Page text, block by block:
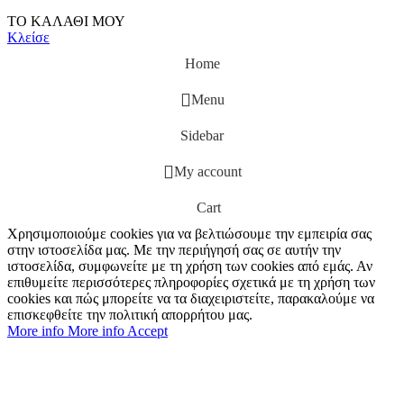
ΤΟ ΚΑΛΑΘΙ ΜΟΥ
Κλείσε
Home
Menu
Sidebar
My account
Cart
Χρησιμοποιούμε cookies για να βελτιώσουμε την εμπειρία σας
στην ιστοσελίδα μας. Με την περιήγησή σας σε αυτήν την
ιστοσελίδα, συμφωνείτε με τη χρήση των cookies από εμάς. Αν
επιθυμείτε περισσότερες πληροφορίες σχετικά με τη χρήση των
cookies και πώς μπορείτε να τα διαχειριστείτε, παρακαλούμε να
επισκεφθείτε την πολιτική απορρήτου μας.
More info More info Accept